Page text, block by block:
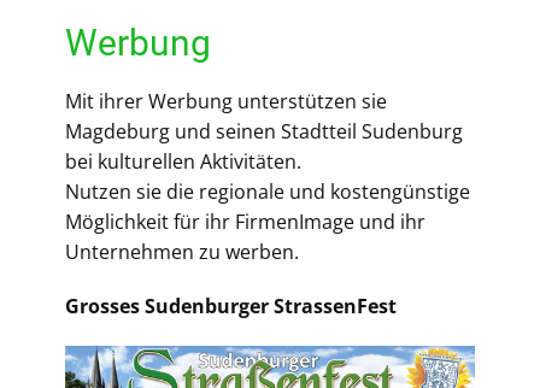
Werbung
Mit ihrer Werbung unterstützen sie
Magdeburg und seinen Stadtteil Sudenburg
bei kulturellen Aktivitäten.
Nutzen sie die regionale und kostengünstige
Möglichkeit für ihr FirmenImage und ihr
Unternehmen zu werben.
Grosses Sudenburger StrassenFest